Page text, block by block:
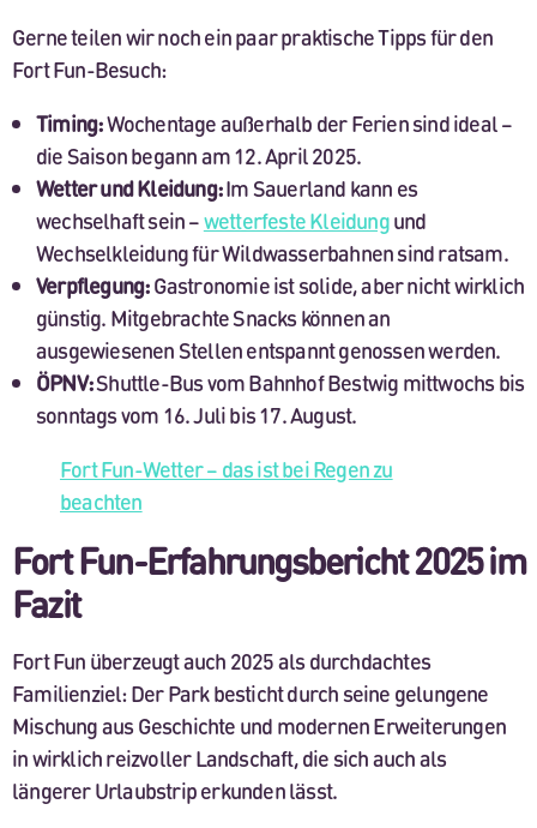
Gerne teilen wir noch ein paar praktische Tipps für den
Fort Fun-Besuch:
Timing:Wochentage außerhalb der Ferien sind ideal –
die Saison begann am 12. April 2025.
Wetter und Kleidung:Im Sauerland kann es
wechselhaft sein –wetterfeste Kleidungund
Wechselkleidung für Wildwasserbahnen sind ratsam.
Verpflegung:Gastronomie ist solide, aber nicht wirklich
günstig. Mitgebrachte Snacks können an
ausgewiesenen Stellen entspannt genossen werden.
ÖPNV:Shuttle-Bus vom Bahnhof Bestwig mittwochs bis
sonntags vom 16. Juli bis 17. August.
Fort Fun-Wetter – das ist bei Regen zu
beachten
Fort Fun-Erfahrungsbericht 2025 im
Fazit
Fort Fun überzeugt auch 2025 als durchdachtes
Familienziel: Der Park besticht durch seine gelungene
Mischung aus Geschichte und modernen Erweiterungen
in wirklich reizvoller Landschaft, die sich auch als
längerer Urlaubstrip erkunden lässt.